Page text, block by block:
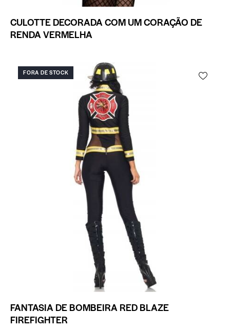
CULOTTE DECORADA COM UM CORAÇÃO DE
RENDA VERMELHA
FORA DE STOCK
FANTASIA DE BOMBEIRA RED BLAZE
FIREFIGHTER